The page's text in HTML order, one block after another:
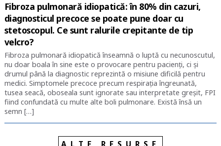
Fibroza pulmonară idiopatică: în 80% din cazuri,
diagnosticul precoce se poate pune doar cu
stetoscopul. Ce sunt ralurile crepitante de tip
velcro?
Fibroza pulmonară idiopatică înseamnă o luptă cu necunoscutul,
nu doar boala în sine este o provocare pentru pacienți, ci și
drumul până la diagnostic reprezintă o misiune dificilă pentru
medici. Simptomele precoce precum respirația îngreunată,
tusea seacă, oboseala sunt ignorate sau interpretate greșit, FPI
fiind confundată cu multe alte boli pulmonare. Există însă un
semn […]
ALTE RESURSE